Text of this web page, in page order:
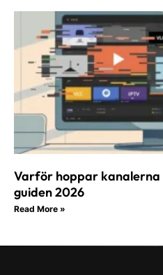
Varför hoppar kanalerna
guiden 2026
Read More »